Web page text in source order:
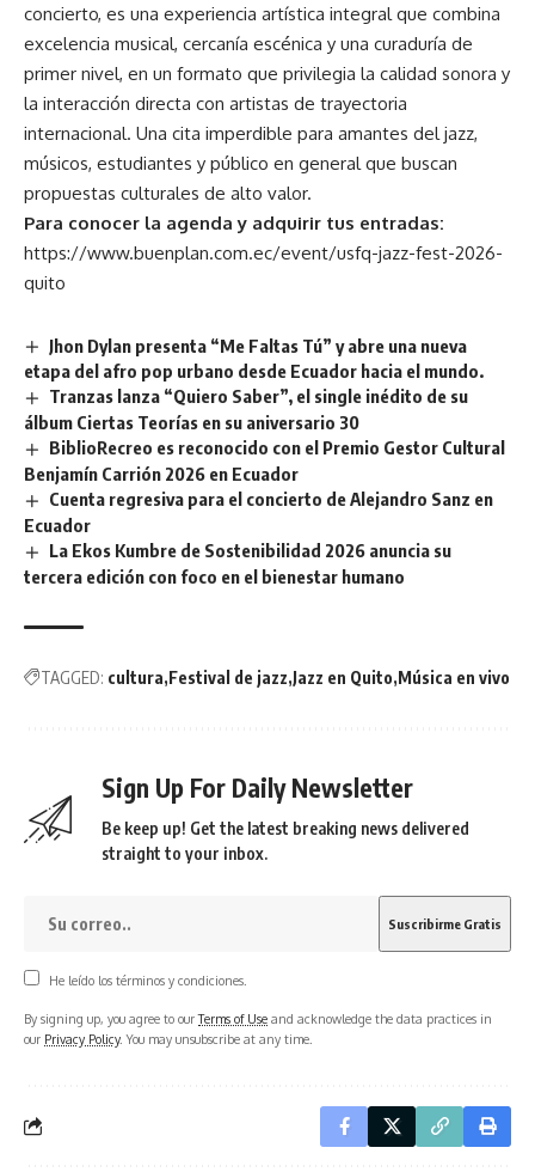
concierto, es una experiencia artística integral que combina
excelencia musical, cercanía escénica y una curaduría de
primer nivel, en un formato que privilegia la calidad sonora y
la interacción directa con artistas de trayectoria
internacional. Una cita imperdible para amantes del jazz,
músicos, estudiantes y público en general que buscan
propuestas culturales de alto valor.
Para conocer la agenda y adquirir tus entradas:
https://www.buenplan.com.ec/event/usfq-jazz-fest-2026-
quito
Jhon Dylan presenta “Me Faltas Tú” y abre una nueva
etapa del afro pop urbano desde Ecuador hacia el mundo.
Tranzas lanza “Quiero Saber”, el single inédito de su
álbum Ciertas Teorías en su aniversario 30
BiblioRecreo es reconocido con el Premio Gestor Cultural
Benjamín Carrión 2026 en Ecuador
Cuenta regresiva para el concierto de Alejandro Sanz en
Ecuador
La Ekos Kumbre de Sostenibilidad 2026 anuncia su
tercera edición con foco en el bienestar humano
TAGGED: cultura Festival de jazz Jazz en Quito Música en vivo
Sign Up For Daily Newsletter
Be keep up! Get the latest breaking news delivered
straight to your inbox.
He leído los términos y condiciones.
By signing up, you agree to ourTerms of Use and acknowledge the data practices in
our Privacy Policy. You may unsubscribe at any time.